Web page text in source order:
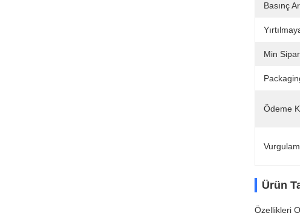
Basınç
Min
Ödeme
Ürün
Özellikleri